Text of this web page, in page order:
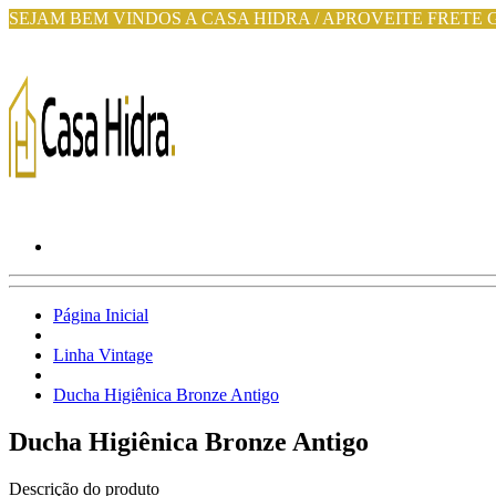
SEJAM BEM VINDOS A CASA HIDRA / APROVEITE FRETE
Página Inicial
Linha Vintage
Ducha Higiênica Bronze Antigo
Ducha Higiênica Bronze Antigo
Descrição do produto